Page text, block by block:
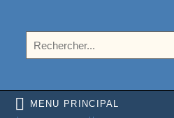
Photoshoplus
MENU PRINCIPAL